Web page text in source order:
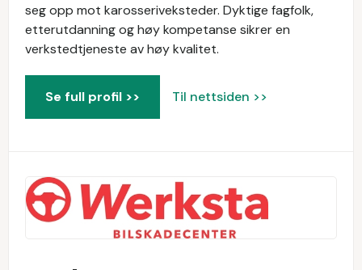
seg opp mot karosseriveksteder. Dyktige fagfolk,
etterutdanning og høy kompetanse sikrer en
verkstedtjeneste av høy kvalitet.
Se full profil >> Til nettsiden >>